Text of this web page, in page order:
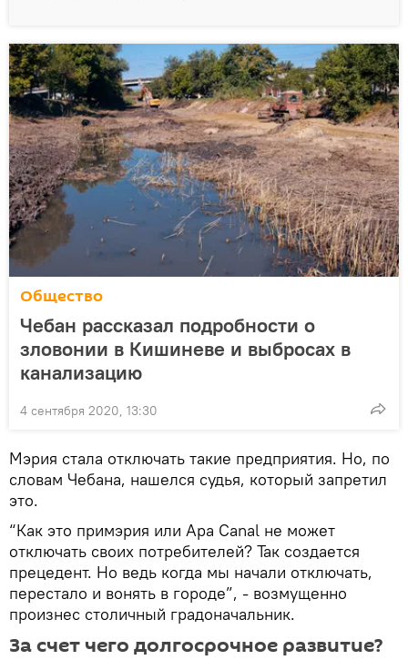
Общество
Чебан рассказал подробности о
зловонии в Кишиневе и выбросах в
канализацию
4 сентября 2020, 13:30
Мэрия стала отключать такие предприятия. Но, по
словам Чебана, нашелся судья, который запретил
это.
“Как это примэрия или Apa Canal не может
отключать своих потребителей? Так создается
прецедент. Но ведь когда мы начали отключать,
перестало и вонять в городе”, - возмущенно
произнес столичный градоначальник.
За счет чего долгосрочное развитие?